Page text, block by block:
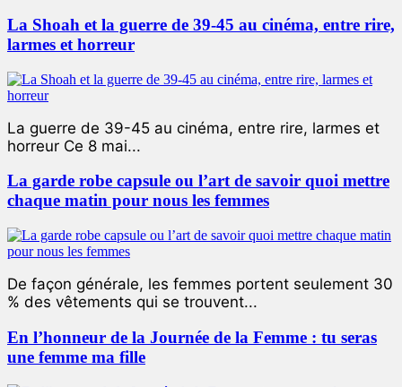
La Shoah et la guerre de 39-45 au cinéma, entre rire,
larmes et horreur
La guerre de 39-45 au cinéma, entre rire, larmes et
horreur Ce 8 mai...
La garde robe capsule ou l’art de savoir quoi mettre
chaque matin pour nous les femmes
De façon générale, les femmes portent seulement 30
% des vêtements qui se trouvent...
En l’honneur de la Journée de la Femme : tu seras
une femme ma fille